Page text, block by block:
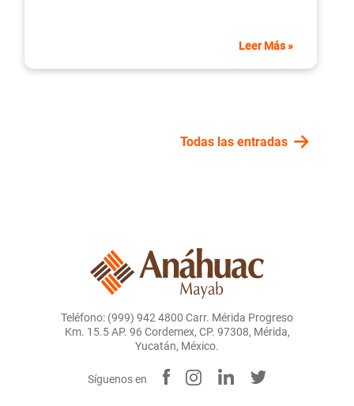
Leer Más»
Todas las entradas
Teléfono: (999) 942 4800 Carr. Mérida Progreso
Km. 15.5 AP. 96 Cordemex, CP. 97308, Mérida,
Yucatán, México.
Síguenos en